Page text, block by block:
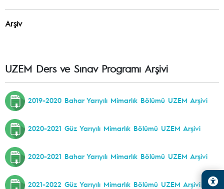
Arşiv
UZEM Ders ve Sınav Programı Arşivi
2019-2020 Bahar Yarıyılı Mimarlık Bölümü UZEM Arşivi
2020-2021 Güz Yarıyılı Mimarlık Bölümü UZEM Arşivi
2020-2021 Bahar Yarıyılı Mimarlık Bölümü UZEM Arşivi
2021-2022 Güz Yarıyılı Mimarlık Bölümü UZEM Arşivi